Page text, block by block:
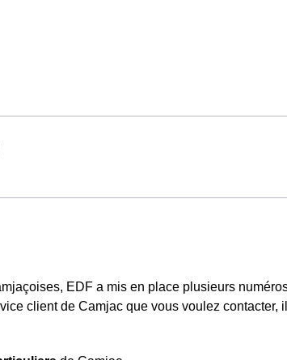
EDF a mis en place plusieurs
client de Camjac que vous voulez contacter,